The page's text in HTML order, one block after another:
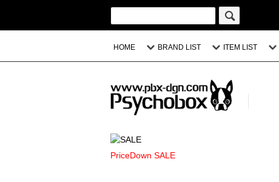
HOME BRAND LIST ITEM LIST
PriceDown SALE